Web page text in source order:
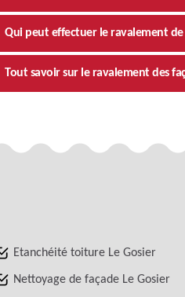
Qui peut effectuer le ravalement de
Tout savoir sur le ravalement des
Etanchéité toiture Le Gosier
Nettoyage de façade Le Gosier